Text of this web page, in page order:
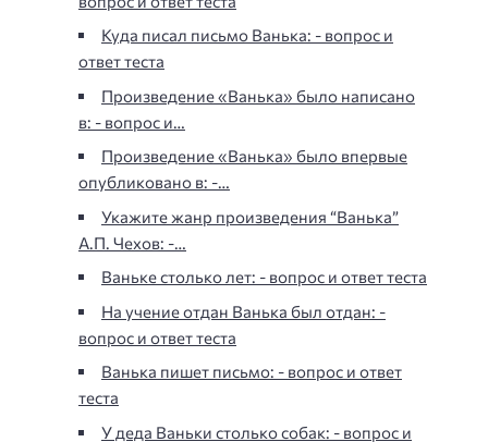
Куда писал письмо Ванька: - вопрос и
ответ теста
Произведение «Ванька» было написано
в: - вопрос и…
Произведение «Ванька» было впервые
опубликовано в: -…
Укажите жанр произведения “Ванька”
А.П. Чехов: -…
Ваньке столько лет: - вопрос и ответ теста
На учение отдан Ванька был отдан: -
вопрос и ответ теста
Ванька пишет письмо: - вопрос и ответ
теста
У деда Ваньки столько собак: - вопрос и